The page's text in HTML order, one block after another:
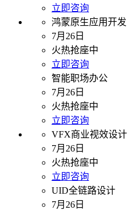
立即咨询
鸿蒙原生应用开发
7月26日
火热抢座中
立即咨询
智能职场办公
7月26日
火热抢座中
立即咨询
VFX商业视效设计
7月26日
火热抢座中
立即咨询
UID全链路设计
7月26日